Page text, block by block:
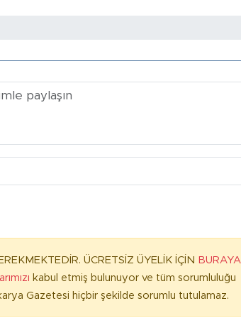
ÜCRETSİZ ÜYELİK İÇİN
BURAYA
kabul etmiş bulunuyor ve tüm sorumluluğu
Gazetesi hiçbir şekilde sorumlu tutulamaz.